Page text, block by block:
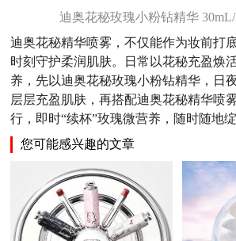
迪奥花秘玫瑰小粉钻精华
迪奥花秘精华喷雾，不仅能作为妆前打
时刻守护柔润肌肤。日常以花秘充盈焕
养，先以迪奥花秘玫瑰小粉钻精华，日
层层充盈肌肤，再搭配迪奥花秘精华喷
行，即时“续杯”玫瑰微营养，随时随地
您可能感兴趣的文章